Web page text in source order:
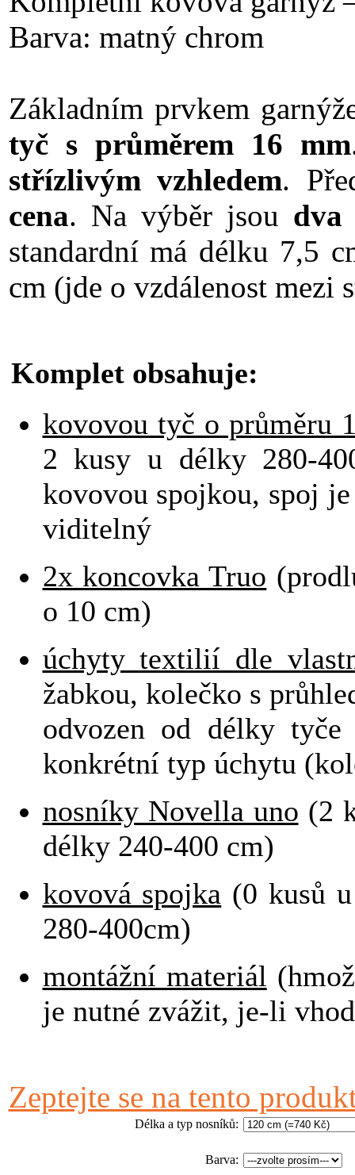
Barva: matný chrom
Základním prvkem
tyč s průměrem 16 mm
střízlivým vzhledem.
cena. Na výběr jsou dva
standardní má délku 7,5
cm (jde o vzdálenost mezi
Komplet obsahuje:
kovovou tyč o průměru
2 kusy u délky 280-
kovovou spojkou, spoj
viditelný
2x koncovka Truo
o 10 cm)
úchyty textilií dle
žabkou, kolečko s
odvozen od délky
konkrétní typ úchytu
nosníky Novella uno (2
délky 240-400 cm)
kovová spojka (0 kusů
280-400cm)
montážní materiál
je nutné zvážit, je-li
Zeptejte se na tento
Délka a typ nosníků:
Barva: